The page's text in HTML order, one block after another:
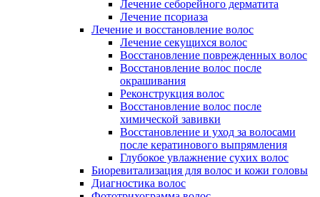
Лечение себорейного дерматита
Лечение псориаза
Лечение и восстановление волос
Лечение секущихся волос
Восстановление поврежденных волос
Восстановление волос после
окрашивания
Реконструкция волос
Восстановление волос после
химической завивки
Восстановление и уход за волосами
после кератинового выпрямления
Глубокое увлажнение сухих волос
Биоревитализация для волос и кожи головы
Диагностика волос